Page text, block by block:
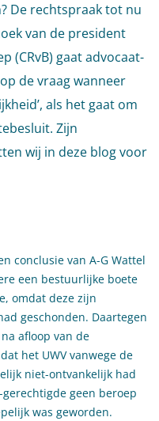
De rechtspraak tot nu
van de president
(CRvB) gaat advocaat-
de vraag wanneer
als het gaat om
Zijn
wij in deze blog voor
conclusie van A-G Wattel
een bestuurlijke boete
omdat deze zijn
geschonden. Daartegen
afloop van de
het UWV vanwege de
niet-ontvankelijk had
geen beroep
was geworden.